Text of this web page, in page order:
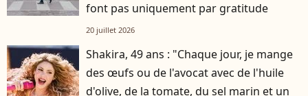
font pas uniquement par gratitude
20 juillet 2026
Shakira, 49 ans : "Chaque jour, je mange
des œufs ou de l'avocat avec de l'huile
d'olive, de la tomate, du sel marin et un